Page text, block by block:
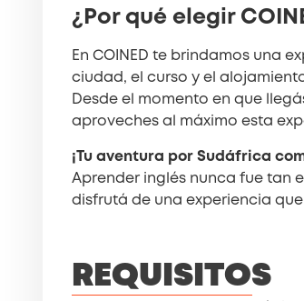
¿Por qué elegir
En COINED te brindamos una
ciudad, el curso y el
Desde el momento en que
aproveches al máximo esta
¡Tu aventura por Sudáfrica
Aprender inglés nunca fue tan
disfrutá de una experiencia
REQUISITOS